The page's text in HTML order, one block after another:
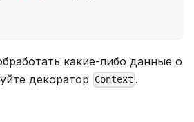
какие-либо данные о
декоратор
Context .